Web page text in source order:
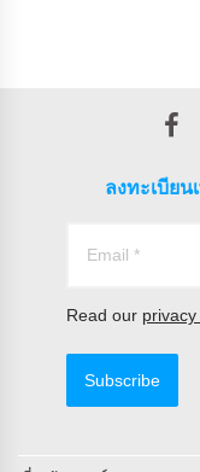
ลงทะเบีย
Read our privacy
Subscribe